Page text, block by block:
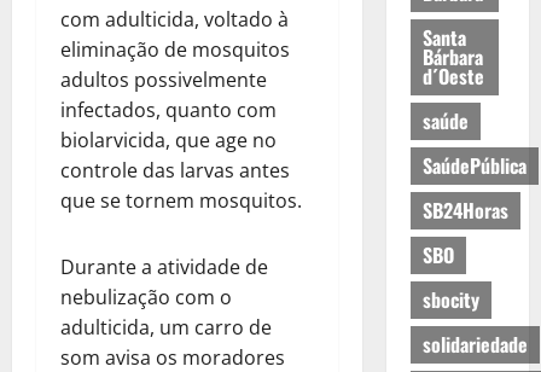
com adulticida, voltado à
eliminação de mosquitos
adultos possivelmente
infectados, quanto com
biolarvicida, que age no
controle das larvas antes
que se tornem mosquitos.
Durante a atividade de
nebulização com o
adulticida, um carro de
som avisa os moradores
Santa
Bárbara
d´Oeste
saúde
SaúdePública
SB24Horas
SBO
sbocity
solidariedade